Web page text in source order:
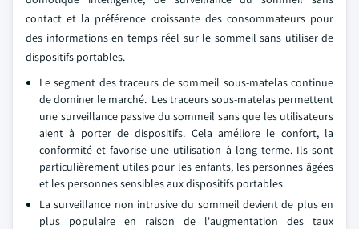
contact et la préférence croissante des consommateurs pour
des informations en temps réel sur le sommeil sans utiliser de
dispositifs portables.
Le segment des traceurs de sommeil sous-matelas continue
de dominer le marché. Les traceurs sous-matelas permettent
une surveillance passive du sommeil sans que les utilisateurs
aient à porter de dispositifs. Cela améliore le confort, la
conformité et favorise une utilisation à long terme. Ils sont
particulièrement utiles pour les enfants, les personnes âgées
et les personnes sensibles aux dispositifs portables.
La surveillance non intrusive du sommeil devient de plus en
plus populaire en raison de l'augmentation des taux